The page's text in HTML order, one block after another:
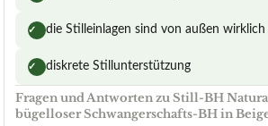
✓ die Stilleinlagen sind von außen
✓ diskrete Stillunterstützung
Fragen und Antworten zu Still-BH
bügelloser Schwangerschafts-BH in